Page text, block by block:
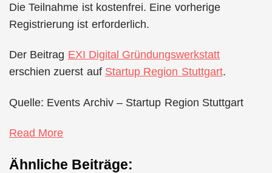
Die Teilnahme ist kostenfrei. Eine vorherige
Registrierung ist erforderlich.
Der Beitrag EXI Digital Gründungswerkstatt
erschien zuerst auf Startup Region Stuttgart.
Quelle: Events Archiv – Startup Region Stuttgart
Read More
Ähnliche Beiträge: